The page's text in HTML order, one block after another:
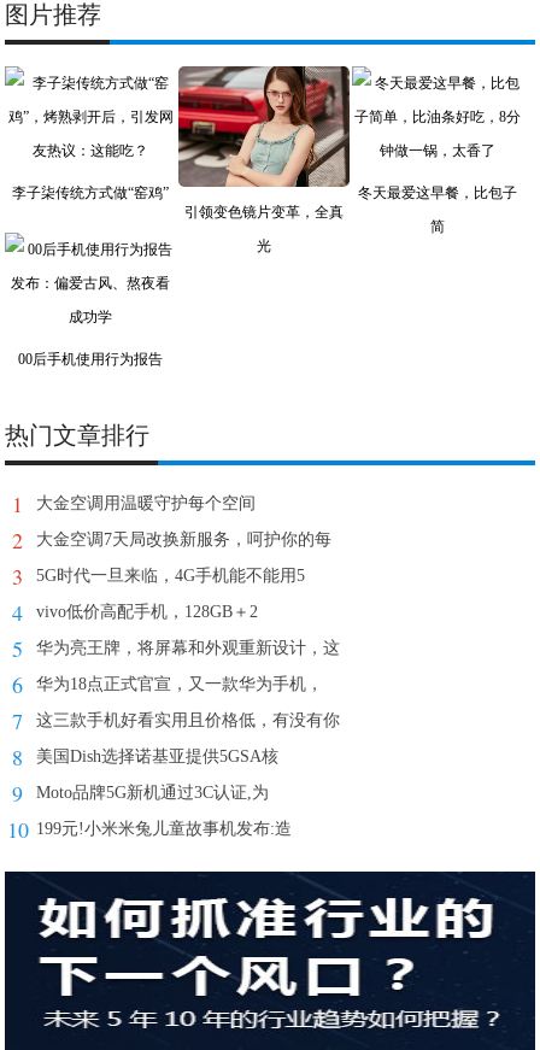
图片推荐
李子柒传统方式做“窑鸡”
引领变色镜片变革，全真
光
冬天最爱这早餐，比包子
简
00后手机使用行为报告
热门文章排行
1 大金空调用温暖守护每个空间
2 大金空调7天局改换新服务，呵护你的每
3 5G时代一旦来临，4G手机能不能用5
4 vivo低价高配手机，128GB＋2
5 华为亮王牌，将屏幕和外观重新设计，这
6 华为18点正式官宣，又一款华为手机，
7 这三款手机好看实用且价格低，有没有你
8 美国Dish选择诺基亚提供5GSA核
9 Moto品牌5G新机通过3C认证,为
10 199元!小米米兔儿童故事机发布:造